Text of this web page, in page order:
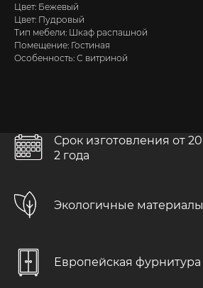
Цвет: Бежевый
Цвет: Пудровый
Тип мебели: Шкаф распашной
Помещение: Гостиная
Особенность: С витриной
Срок изготовления от
2 года
Экологичные материалы
Европейская фурнитура
Бесплатно в каждом проекте
Выезд замерщика
При заключении договора